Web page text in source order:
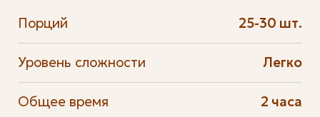
Порций 25-30 шт.
Уровень сложности Легко
Общее время 2 часа